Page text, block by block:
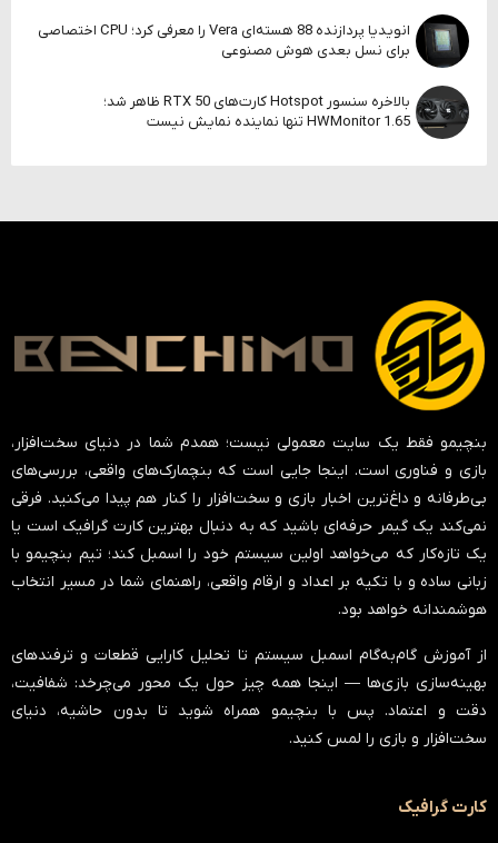
انویدیا پردازنده 88 هسته‌ای Vera را معرفی کرد؛ CPU اختصاصی
برای نسل بعدی هوش مصنوعی
بالاخره سنسور Hotspot کارت‌های RTX 50 ظاهر شد؛
HWMonitor 1.65 تنها نماینده نمایش نیست
بنچیمو فقط یک سایت معمولی نیست؛ همدم شما در دنیای سخت‌افزار،
بازی و فناوری است. اینجا جایی است که بنچمارک‌های واقعی، بررسی‌های
بی‌طرفانه و داغ‌ترین اخبار بازی و سخت‌افزار را کنار هم پیدا می‌کنید. فرقی
نمی‌کند یک گیمر حرفه‌ای باشید که به دنبال بهترین کارت گرافیک است یا
یک تازه‌کار که می‌خواهد اولین سیستم خود را اسمبل کند؛ تیم بنچیمو با
زبانی ساده و با تکیه بر اعداد و ارقام واقعی، راهنمای شما در مسیر انتخاب
هوشمندانه خواهد بود.
از آموزش گام‌به‌گام اسمبل سیستم تا تحلیل کارایی قطعات و ترفندهای
بهینه‌سازی بازی‌ها — اینجا همه چیز حول یک محور می‌چرخد: شفافیت،
دقت و اعتماد. پس با بنچیمو همراه شوید تا بدون حاشیه، دنیای
سخت‌افزار و بازی را لمس کنید.
کارت گرافیک